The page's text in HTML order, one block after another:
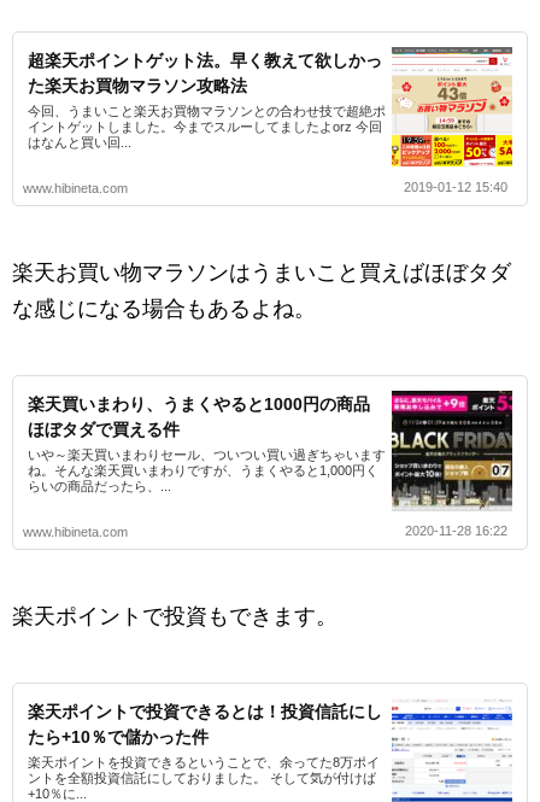
超楽天ポイントゲット法。早く教えて欲しかっ
た楽天お買物マラソン攻略法
今回、うまいこと楽天お買物マラソンとの合わせ技で超絶ポ
イントゲットしました。今までスルーしてましたよorz 今回
はなんと買い回...
www.hibineta.com 2019-01-12 15:40
楽天お買い物マラソンはうまいこと買えばほぼタダ
な感じになる場合もあるよね。
楽天買いまわり、うまくやると1000円の商品
ほぼタダで買える件
いや～楽天買いまわりセール、ついつい買い過ぎちゃいます
ね。そんな楽天買いまわりですが、うまくやると1,000円く
らいの商品だったら、...
www.hibineta.com 2020-11-28 16:22
楽天ポイントで投資もできます。
楽天ポイントで投資できるとは！投資信託にし
たら+10％で儲かった件
楽天ポイントを投資できるということで、余ってた8万ポイ
ントを全額投資信託にしておりました。 そして気が付けば
+10％に...